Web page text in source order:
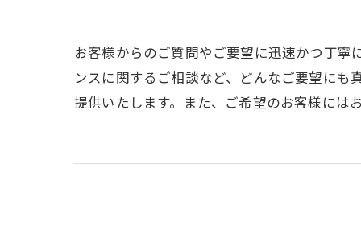
お客様からのご質問やご要望に迅速かつ丁
ンスに関するご相談など、どんなご要望に
提供いたします。また、ご希望のお客様には